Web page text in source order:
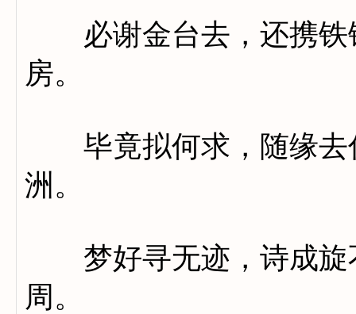
必谢金台去，还携铁
房。
毕竟拟何求，随缘去
洲。
梦好寻无迹，诗成旋
周。